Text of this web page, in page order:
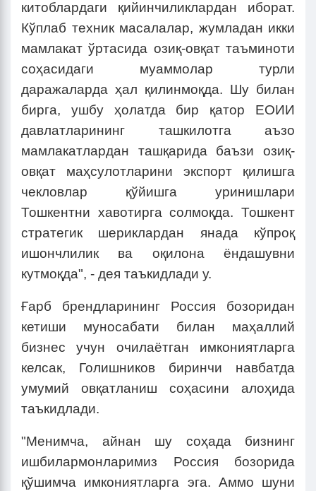
китоблардаги қийинчиликлардан иборат.
Кўплаб техник масалалар, жумладан икки
мамлакат ўртасида озиқ-овқат таъминоти
соҳасидаги муаммолар турли
даражаларда ҳал қилинмоқда. Шу билан
бирга, ушбу ҳолатда бир қатор ЕОИИ
давлатларининг ташкилотга аъзо
мамлакатлардан ташқарида баъзи озиқ-
овқат маҳсулотларини экспорт қилишга
чекловлар қўйишга уринишлари
Тошкентни хавотирга солмоқда. Тошкент
стратегик шериклардан янада кўпроқ
ишончлилик ва оқилона ёндашувни
кутмоқда", - дея таъкидлади у.
Ғарб брендларининг Россия бозоридан
кетиши муносабати билан маҳаллий
бизнес учун очилаётган имкониятларга
келсак, Голишников биринчи навбатда
умумий овқатланиш соҳасини алоҳида
таъкидлади.
"Менимча, айнан шу соҳада бизнинг
ишбилармонларимиз Россия бозорида
қўшимча имкониятларга эга. Аммо шуни